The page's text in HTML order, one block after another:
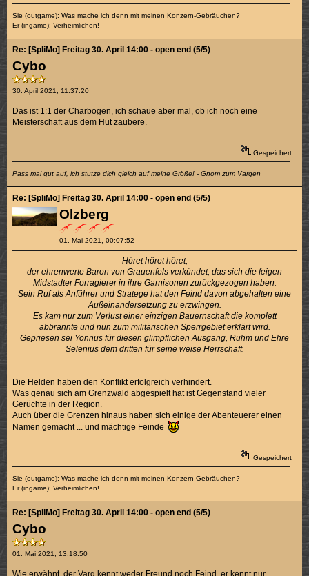
Sie (outgame): Was mache ich denn mit meinen Konzern-Gebräuchen?
Er (ingame): Verheimlichen!
Cybo
30. April 2021, 11:37:20
Re: [SpliMo] Freitag 30. April 14:00 - open end (5/5)
Das ist 1:1 der Charbogen, ich schaue aber mal, ob ich noch eine
Meisterschaft aus dem Hut zaubere.
Gespeichert
Pass mal gut auf, ich stutze dich gleich auf meine Größe! - Gnom zum Vargen
Olzberg
01. Mai 2021, 00:07:52
Re: [SpliMo] Freitag 30. April 14:00 - open end (5/5)
Höret höret höret,
der ehrenwerte Baron von Grauenfels verkündet, das sich die feigen
Midstadter Forragierer in ihre Garnisonen zurückgezogen haben.
Sein Ruf als Anführer und Stratege hat den Feind davon abgehalten eine
Außeinandersetzung zu erzwingen.
Es kam nur zum Verlust einer einzigen Bauernschaft die komplett
abbrannte und nun zum militärischen Sperrgebiet erklärt wird.
Gepriesen sei Yonnus für diesen glimpflichen Ausgang, Ruhm und Ehre
Selenius dem dritten für seine weise Herrschaft.
Die Helden haben den Konflikt erfolgreich verhindert.
Was genau sich am Grenzwald abgespielt hat ist Gegenstand vieler
Gerüchte in der Region.
Auch über die Grenzen hinaus haben sich einige der Abenteuerer einen
Namen gemacht ... und mächtige Feinde
Gespeichert
Sie (outgame): Was mache ich denn mit meinen Konzern-Gebräuchen?
Er (ingame): Verheimlichen!
Cybo
01. Mai 2021, 13:18:50
Re: [SpliMo] Freitag 30. April 14:00 - open end (5/5)
Wie erwähnt, der Varg kennt weder Freund noch Feind, er kennt nur